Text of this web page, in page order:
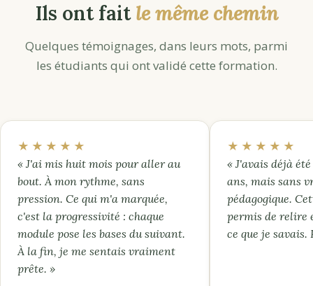
Ils ont faitle même chemin
Quelques témoignages, dans leurs mots, parmi
les étudiants qui ont validé cette formation.
★★★★★
« J'ai mis huit mois pour aller au
bout. À mon rythme, sans
pression. Ce qui m'a marquée,
c'est la progressivité : chaque
module pose les bases du suivant.
À la fin, je me sentais vraiment
prête. »
★★★★★
« J'avais déjà
ans, mais sans
pédagogique.
permis de relire
ce que je savais.